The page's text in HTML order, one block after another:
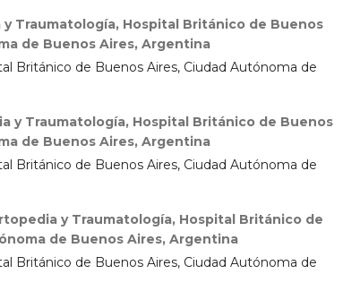
Traumatología, Hospital Británico de Buenos
de Buenos Aires, Argentina
Británico de Buenos Aires, Ciudad Autónoma de
y Traumatología, Hospital Británico de Buenos
de Buenos Aires, Argentina
Británico de Buenos Aires, Ciudad Autónoma de
y Traumatología, Hospital Británico de
de Buenos Aires, Argentina
Británico de Buenos Aires, Ciudad Autónoma de